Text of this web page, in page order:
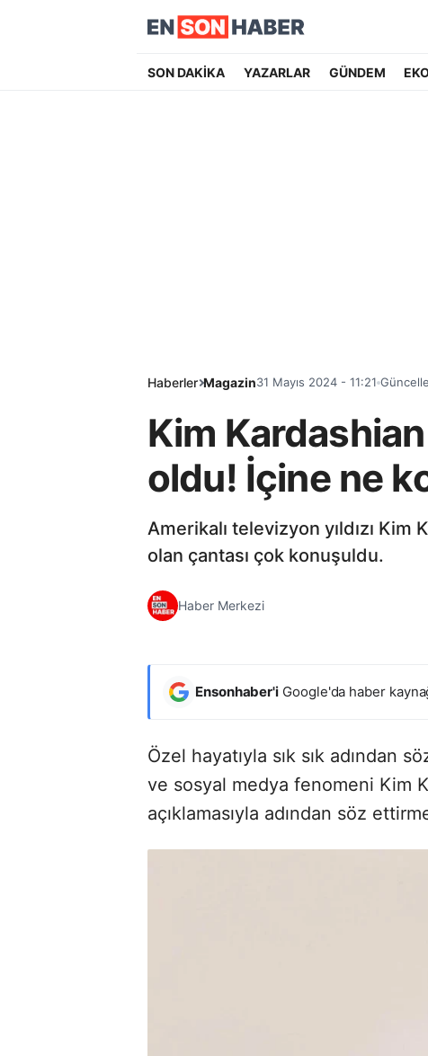
SON DAKİKA YAZARLAR GÜNDEM
Haberler Magazin31 Mayıs 2024 - 11:21
Kim
oldu! İçine ne
Amerikalı televizyon yıldızı
olan çantası çok konuşuldu.
Haber Merkezi
Ensonhaber'i Google'da haber
Özel hayatıyla sık sık adından
ve sosyal medya fenomeni Kim
açıklamasıyla adından söz